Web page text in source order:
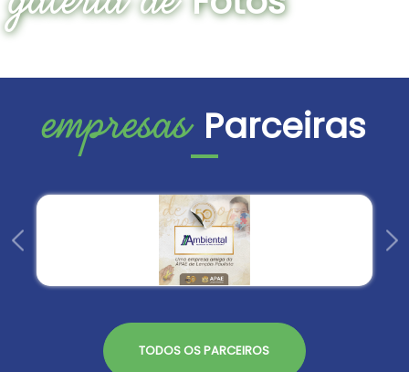
empresas Parceiras
TODOS OS PARCEIROS